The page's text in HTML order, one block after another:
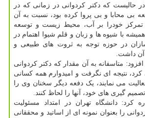
حالیست که دکتر کردوانی در زمانی که در
بی محابا و بی پروا کرده بود، نسبت به آن
و تمرکز خودرا بر آب، محیط زیست و توسعه
همیشه با شیوه ها و زبان و قلم شیوا اهتمام در
در حوزه توجه به ثروت های طبیعی و
داشت.
متاسفانه به آن مقدار که دکتر کردوانی
نتیجه ای نگرفت و امیدوارم همه کسانی
می نمایند، یک دفعه دیگر سخنان وی را
گیری های خود، آنها را لحاظ کنند.
کرد: دانشگاه تهران در امتداد مسئولیت
را بعنوان نمونه ای از اساتید و محققانی